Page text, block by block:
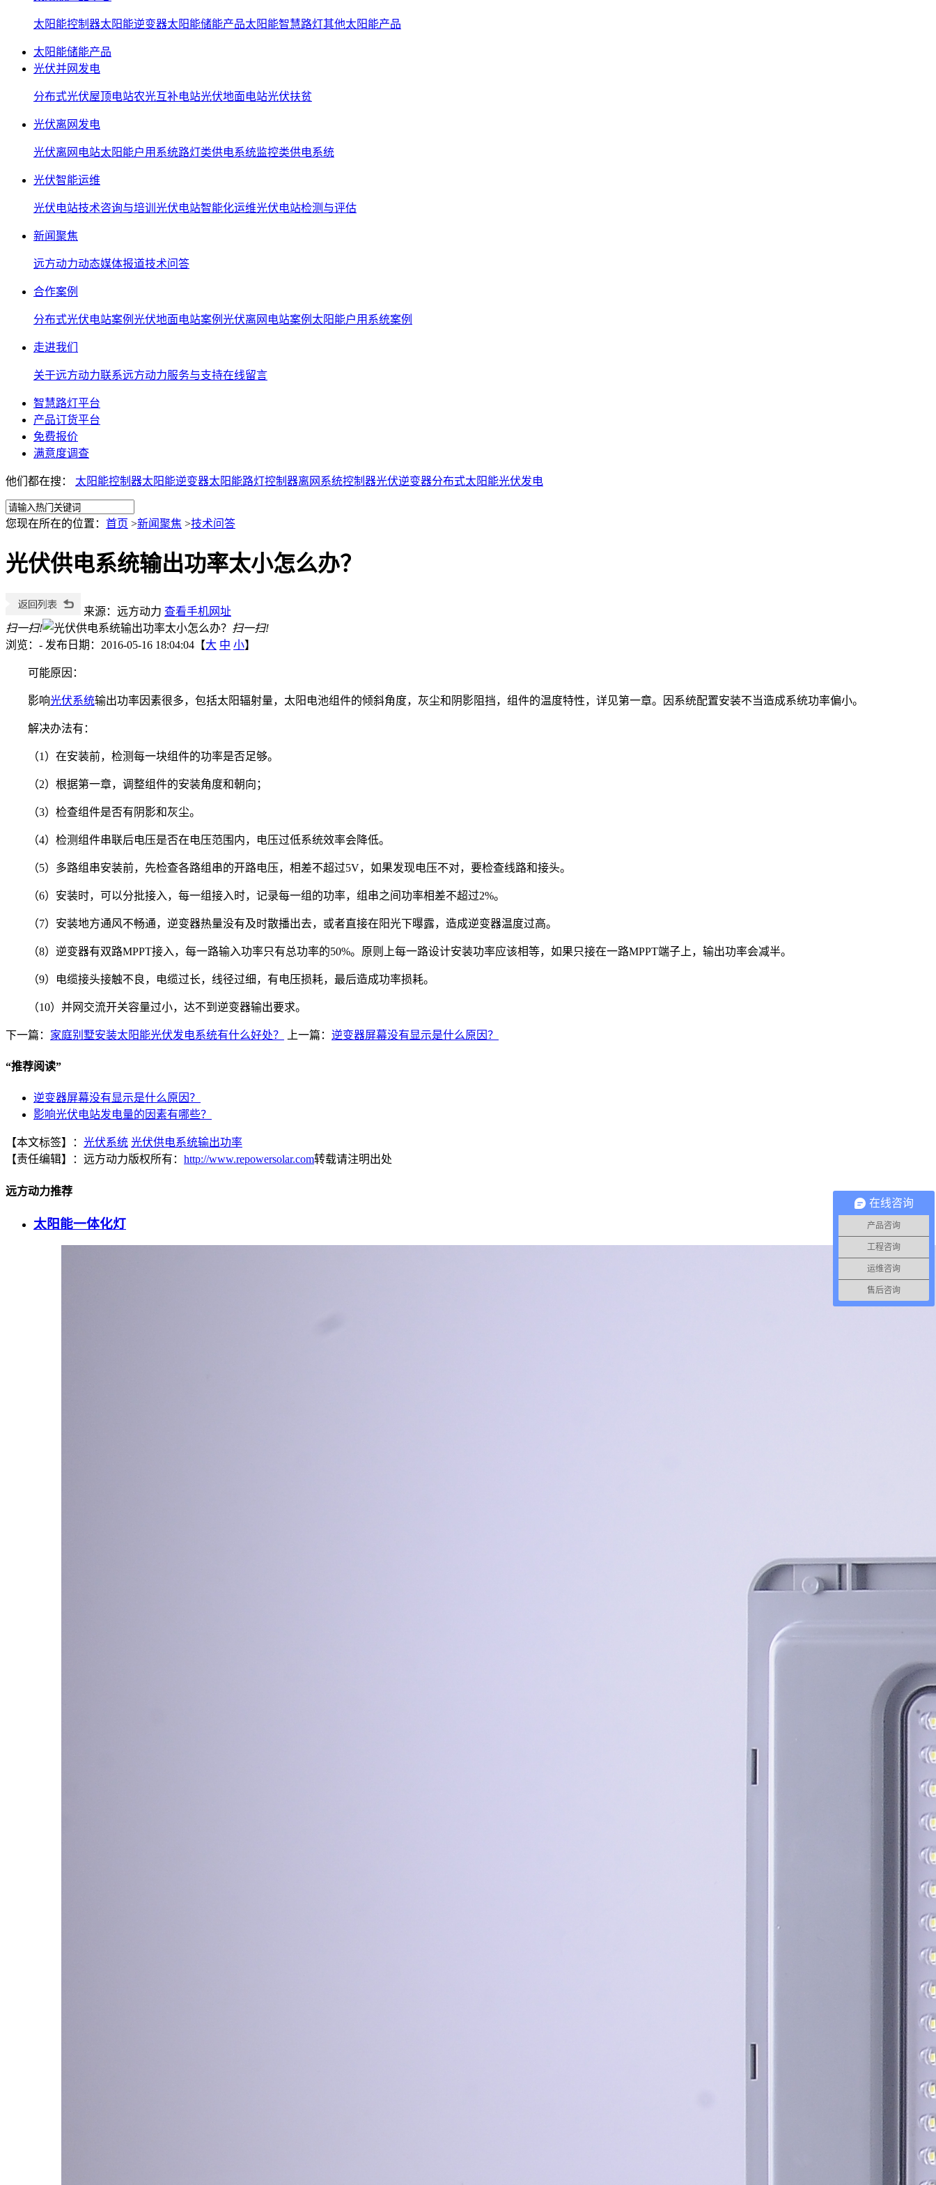
太阳能控制器太阳能逆变器太阳能储能产品太阳能智慧路灯其他太阳能产品
太阳能储能产品
光伏并网发电
分布式光伏屋顶电站农光互补电站光伏地面电站光伏扶贫
光伏离网发电
光伏离网电站太阳能户用系统路灯类供电系统监控类供电系统
光伏智能运维
光伏电站技术咨询与培训 光伏电站智能化运维光伏电站检测与评估
新闻聚焦
远方动力动态媒体报道技术问答
合作案例
分布式光伏电站案例 光伏地面电站案例 光伏离网电站案例 太阳能户用系统案例
走进我们
关于远方动力联系远方动力服务与支持在线留言
智慧路灯平台
产品订货平台
免费报价
满意度调查
他们都在搜： 太阳能控制器太阳能逆变器太阳能路灯控制器离网系统控制器光伏逆变器分布式太阳能光伏发电
您现在所在的位置： 首页 >新闻聚焦 >技术问答
光伏供电系统输出功率太小怎么办？
来源：远方动力 查看手机网址
扫一扫!
扫一扫!
浏览： - 发布日期：2016-05-16 18:04:04【大 中 小】
可能原因：
影响光伏系统输出功率因素很多，包括太阳辐射量，太阳电池组件的倾斜角度，灰尘和阴影阻挡，组件的温度特性，详见第一章。因系统配置安装不当造成系统功率偏小。
解决办法有：
（1）在安装前，检测每一块组件的功率是否足够。
（2）根据第一章，调整组件的安装角度和朝向；
（3）检查组件是否有阴影和灰尘。
（4）检测组件串联后电压是否在电压范围内，电压过低系统效率会降低。
（5）多路组串安装前，先检查各路组串的开路电压，相差不超过5V，如果发现电压不对，要检查线路和接头。
（6）安装时，可以分批接入，每一组接入时，记录每一组的功率，组串之间功率相差不超过2%。
（7）安装地方通风不畅通，逆变器热量没有及时散播出去，或者直接在阳光下曝露，造成逆变器温度过高。
（8）逆变器有双路MPPT接入，每一路输入功率只有总功率的50%。原则上每一路设计安装功率应该相等，如果只接在一路MPPT端子上，输出功率会减半。
（9）电缆接头接触不良，电缆过长，线径过细，有电压损耗，最后造成功率损耗。
（10）并网交流开关容量过小，达不到逆变器输出要求。
下一篇： 家庭别墅安装太阳能光伏发电系统有什么好处？ 上一篇： 逆变器屏幕没有显示是什么原因？
“推荐阅读”
逆变器屏幕没有显示是什么原因？
影响光伏电站发电量的因素有哪些？
【本文标签】： 光伏系统 光伏供电系统输出功率
【责任编辑】： 远方动力版权所有： http://www.repowersolar.com转载请注明出处
远方动力推荐
太阳能一体化灯
在线咨询
产品咨询
工程咨询
运维咨询
售后咨询